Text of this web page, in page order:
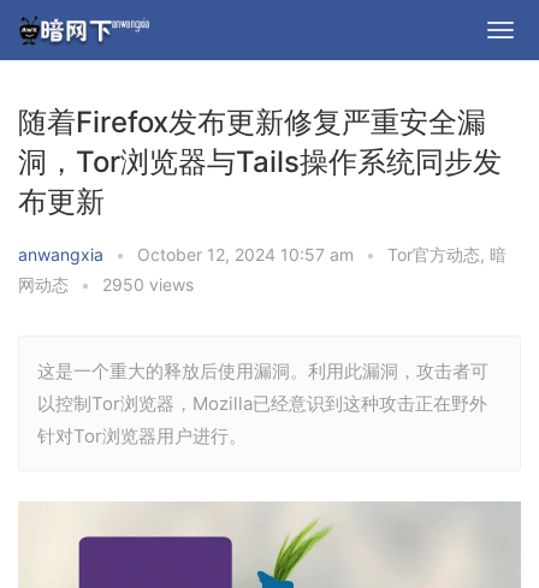
随着Firefox发布更新修复严重安全漏
洞，Tor浏览器与Tails操作系统同步发
布更新
anwangxia • October 12, 2024 10:57 am • Tor官方动态, 暗
网动态
• 2950 views
这是一个重大的释放后使用漏洞。利用此漏洞，攻击者可
以控制Tor浏览器，Mozilla已经意识到这种攻击正在野外
针对Tor浏览器用户进行。